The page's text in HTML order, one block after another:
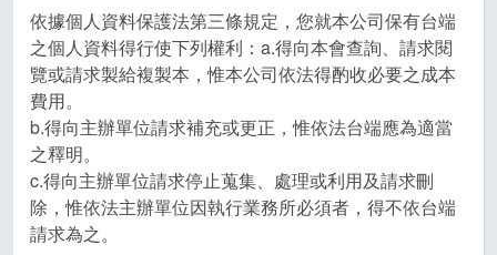
依據個人資料保護法第三條規定，您就本公司保有台端
之個人資料得行使下列權利：a.得向本會查詢、請求閱
覽或請求製給複製本，惟本公司依法得酌收必要之成本
費用。
b.得向主辦單位請求補充或更正，惟依法台端應為適當
之釋明。
c.得向主辦單位請求停止蒐集、處理或利用及請求刪
除，惟依法主辦單位因執行業務所必須者，得不依台端
請求為之。